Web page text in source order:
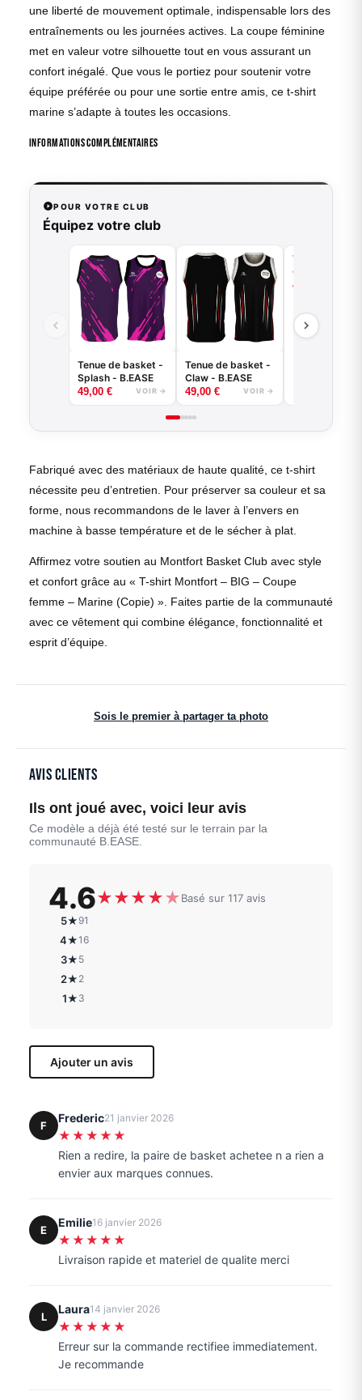
une liberté de mouvement optimale, indispensable lors des
entraînements ou les journées actives. La coupe féminine
met en valeur votre silhouette tout en vous assurant un
confort inégalé. Que vous le portiez pour soutenir votre
équipe préférée ou pour une sortie entre amis, ce t-shirt
marine s’adapte à toutes les occasions.
Informations complémentaires
POUR VOTRE CLUB
Équipez votre club
Tenue de basket -
Splash - B.EASE
49,00 € VOIR →
Tenue de basket -
Claw - B.EASE
49,00 € VOIR →
Tenue de
Griffe -
49,00
Fabriqué avec des matériaux de haute qualité, ce t-shirt
nécessite peu d’entretien. Pour préserver sa couleur et sa
forme, nous recommandons de le laver à l’envers en
machine à basse température et de le sécher à plat.
Affirmez votre soutien au Montfort Basket Club avec style
et confort grâce au « T-shirt Montfort – BIG – Coupe
femme – Marine (Copie) ». Faites partie de la communauté
avec ce vêtement qui combine élégance, fonctionnalité et
esprit d’équipe.
Sois le premier à partager ta photo
Avis clients
Ils ont joué avec, voici leur avis
Ce modèle a déjà été testé sur le terrain par la
communauté B.EASE.
4.6★★★★★Basé sur 117 avis
5★ 91
4★16
3★ 5
2★ 2
1★ 3
Ajouter un avis
F
Frederic21 janvier 2026
★★★★★
Rien a redire, la paire de basket achetee n a rien a
envier aux marques connues.
E
Emilie16 janvier 2026
★★★★★
Livraison rapide et materiel de qualite merci
L
Laura14 janvier 2026
★★★★★
Erreur sur la commande rectifiee immediatement.
Je recommande